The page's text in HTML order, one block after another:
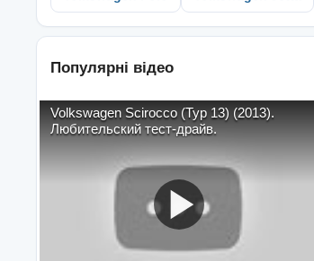
Популярні відео
Volkswagen Scirocco (Typ 13) (2013).
Любительский тест-драйв.